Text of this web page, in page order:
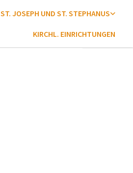
ST. JOSEPH UND ST. STEPHANUS
KIRCHL. EINRICHTUNGEN